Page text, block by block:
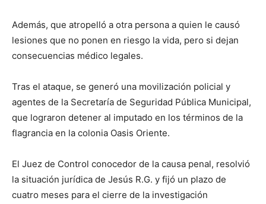
Además, que atropelló a otra persona a quien le causó
lesiones que no ponen en riesgo la vida, pero si dejan
consecuencias médico legales.
Tras el ataque, se generó una movilización policial y
agentes de la Secretaría de Seguridad Pública Municipal,
que lograron detener al imputado en los términos de la
flagrancia en la colonia Oasis Oriente.
El Juez de Control conocedor de la causa penal, resolvió
la situación jurídica de Jesús R.G. y fijó un plazo de
cuatro meses para el cierre de la investigación